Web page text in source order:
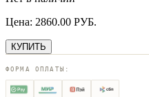
Цена: 2860.00 РУБ.
КУПИТЬ
ФОРМА ОПЛАТЫ: